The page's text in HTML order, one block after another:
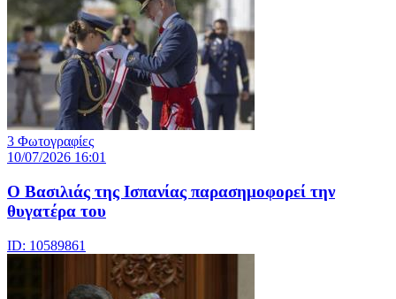
3 Φωτογραφίες
10/07/2026 16:01
Ο Βασιλιάς της Ισπανίας παρασημοφορεί την
θυγατέρα του
ID: 10589861